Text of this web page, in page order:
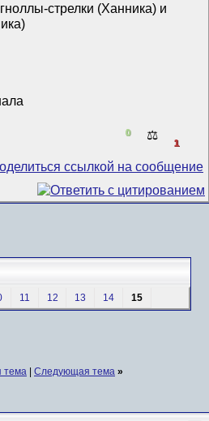
стрелки (Ханника) и
0 ⚖️
1
11 12 13 14 15
тема Следующая тема »